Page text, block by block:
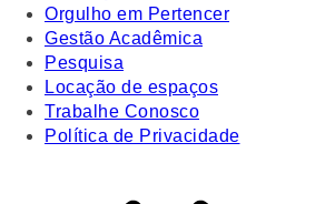
Orgulho em Pertencer
Gestão Acadêmica
Pesquisa
Locação de espaços
Trabalhe Conosco
Política de Privacidade